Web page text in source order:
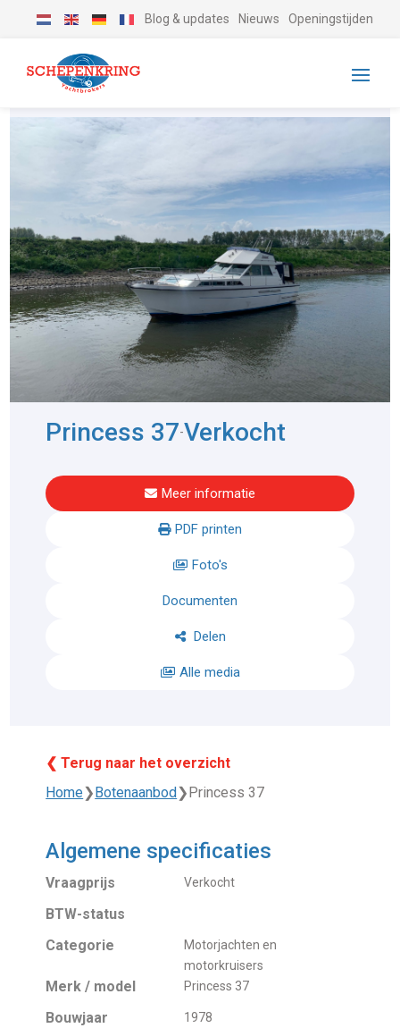
Blog & updates Nieuws Openingstijden
Princess 37-Verkocht
Meer informatie
PDF printen
Foto's
Documenten
Delen
Alle media
❮ Terug naar het overzicht
Home❯ Botenaanbod ❯ Princess 37
Algemene specificaties
Vraagprijs Verkocht
BTW-status
Categorie
Motorjachten en
motorkruisers
Merk / model Princess 37
Bouwjaar 1978